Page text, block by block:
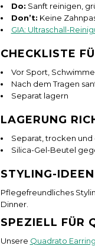
Do: Sanft reinigen,
Don’t: Keine
GIA: Ultraschall-
CHECKLISTE
Vor Sport,
Nach dem Tragen
Separat lagern
LAGERUNG
Separat, trocken
Silica-Gel-Beutel
STYLING-IDEEN
Pflegefreundliches
Dinner.
SPEZIELL FÜR
Unsere Quadrato